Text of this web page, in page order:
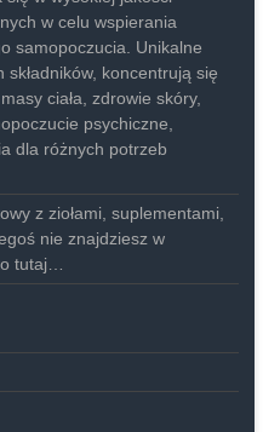
w celu wspierania
samopoczucia. Unikalne
koncentrują się
ciała, zdrowie skóry,
psychiczne,
dla różnych potrzeb
z ziołami, suplementami,
nie znajdziesz w
tutaj…